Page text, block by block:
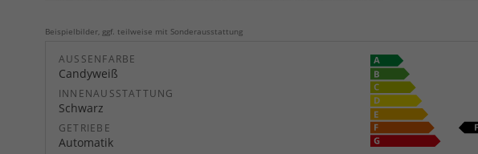
Beispielbilder, ggf. teilweise mit Sonderausstattung
AUSSENFARBE
Candyweiß
INNENAUSSTATTUNG
Schwarz
GETRIEBE
Automatik